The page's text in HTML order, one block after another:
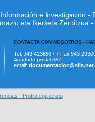
e Investigación -
eta Ikerketa Zerbitzua
CONTACTA CON NOSOTROS -
Tel. 943 423656 / 7 Fax 943
Apartado postal 667
email: documentacion@siis.net
- Profila eguneratu